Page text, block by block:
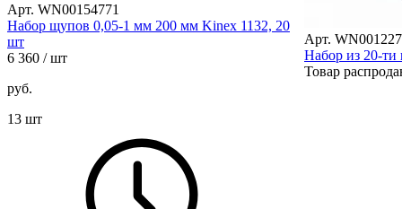
Арт. WN00154771
Набор щупов 0,05-1 мм 200 мм Kinex 1132, 20
шт
6 360 / шт
руб.
13 шт
Арт.
Набор из 20-
Товар